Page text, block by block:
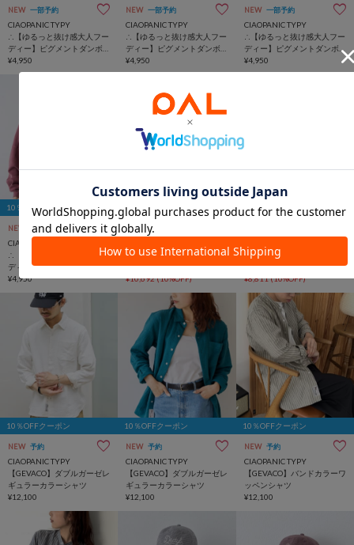
NEW 一部予約
CIAOPANIC TYPY
∴【ゆるっと抜け感大人フー
ディー】ピグメントダンボ
ールパーカー
¥4,950
NEW 一部予約
CIAOPANIC TYPY
∴【ゆるっと抜け感大人フー
ディー】ピグメントダンボ
ールパーカー
¥4,950
NEW 一部予約
CIAOPANIC TYPY
∴【ゆるっと抜け感大人フー
ディー】ピグメントダンボ
ールパーカー
¥4,950
10％OFFクーポン
NEW 一部予約
CIAOPANIC TYPY
∴【ゆるっと抜け感大人フー
ディー】ピグメントダンボ
ールパーカー
¥4,950
10％OFFクーポン
NEW TIME SALE
【SOUNDS GOOOOD】【新
色追加】2WAYナイロンタッ
クギャザーパラコードBAG
¥10,692(10%OFF)
10％OFFクーポン
【GEVACO/ゲバコ】10ozデ
ニムイージーワイドパンツ
¥8,811(10%OFF)
10％OFFクーポン
NEW 予約
CIAOPANIC TYPY
【GEVACO】ダブルガーゼレ
ギュラーカラーシャツ
¥12,100
10％OFFクーポン
NEW 予約
CIAOPANIC TYPY
【GEVACO】ダブルガーゼレ
ギュラーカラーシャツ
¥12,100
10％OFFクーポン
NEW 予約
CIAOPANIC TYPY
【GEVACO】バンドカラーワ
ッペンシャツ
¥12,100